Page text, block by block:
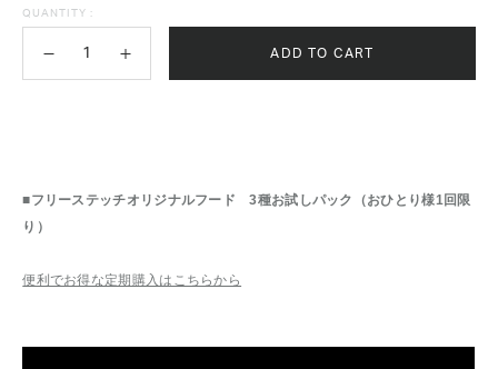
QUANTITY :
ADD TO CART
■フリーステッチオリジナルフード 3種お試しパック（おひとり様1回限
り）
便利でお得な定期購入はこちらから